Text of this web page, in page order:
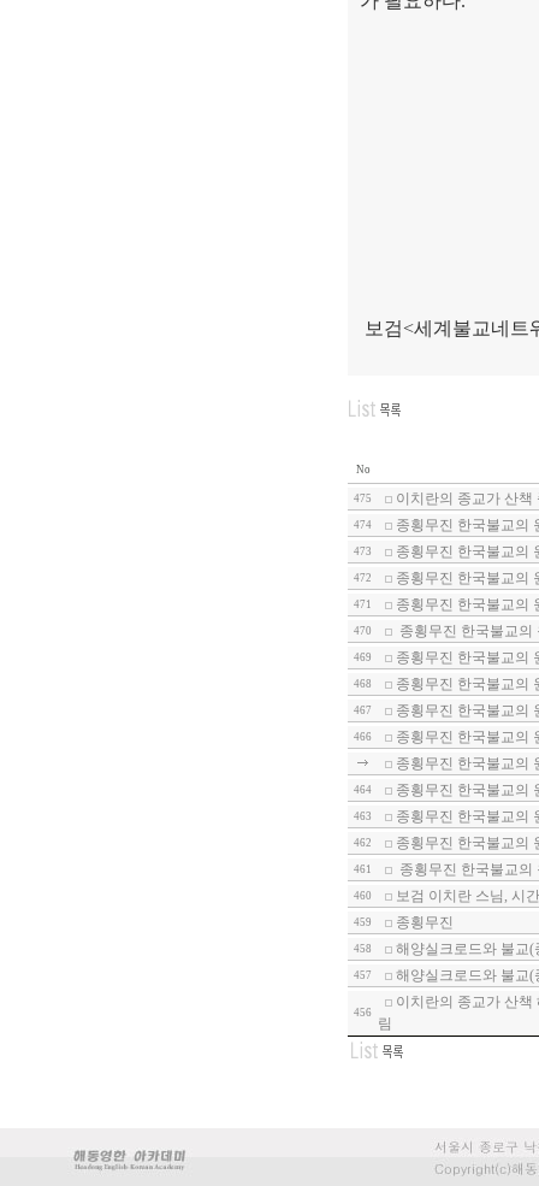
보검<세계불교네트
No
475 이치란의 종교가 산
474 종횡무진 한국불교의
473 종횡무진 한국불교의
472 종횡무진 한국불교의
471 종횡무진 한국불교의
470 종횡무진 한국불교
469 종횡무진 한국불교의
468 종횡무진 한국불교의
467 종횡무진 한국불교의
466
종횡무진 한국불교의
종횡무진 한국불교의
464 종횡무진 한국불교의
463 종횡무진 한국불교의
462 종횡무진 한국불교의
461 종횡무진 한국불교
460 보검 이치란 스님, 시
459 종횡무진
458 해양실크로드와 불교
457 해양실크로드와 불교(
456
이치란의 종교가 산
림